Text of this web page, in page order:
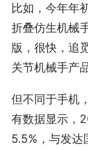
比如，今年年
折叠仿生机械
版，很快，追
关节机械手产
但不同于手机
有数据显示，
5.5%，与发达